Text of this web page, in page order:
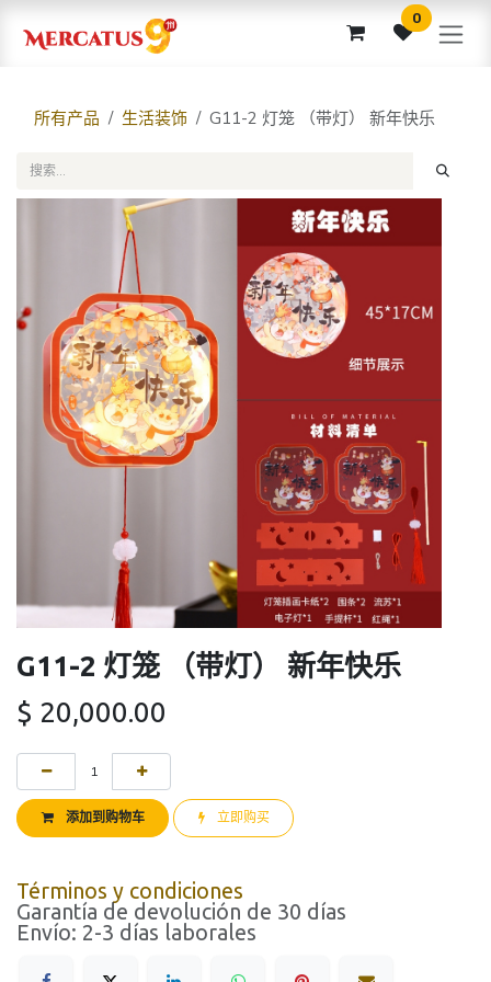
0
所有产品 生活装饰 G11-2 灯笼 （带灯） 新年快乐
G11-2 灯笼 （带灯） 新年快乐
$ 20,000.00
添加到购物车 立即购买
Términos y condiciones
Garantía de devolución de 30 días
Envío: 2-3 días laborales